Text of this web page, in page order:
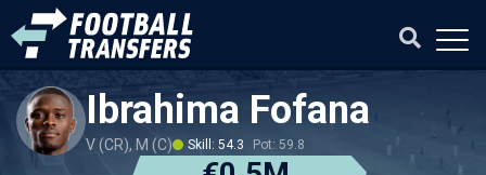
Ibrahima Fofana
V (CR), M (C) Skill: 54.3 Pot: 59.8